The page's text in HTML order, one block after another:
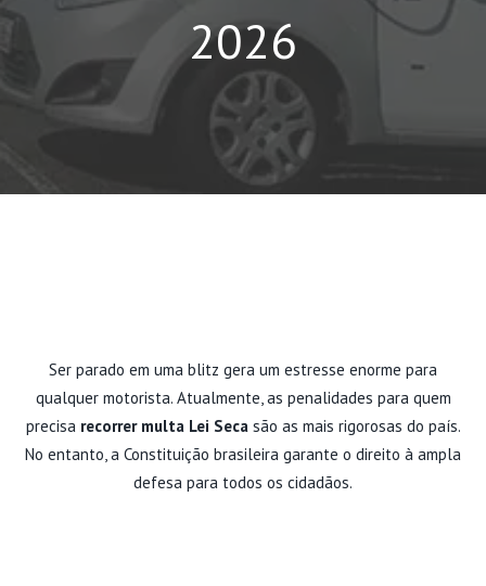
2026
Ser parado em uma blitz gera um estresse enorme para
qualquer motorista. Atualmente, as penalidades para quem
precisa recorrer multa Lei Seca são as mais rigorosas do país.
No entanto, a Constituição brasileira garante o direito à ampla
defesa para todos os cidadãos.